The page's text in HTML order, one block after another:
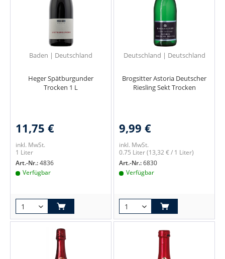
Baden | Deutschland
Heger Spätburgunder
Trocken 1 L
11,75 €
inkl. MwSt.
1 Liter
Art.-Nr.:4836
Verfügbar
Deutschland | Deutschland
Brogsitter Astoria Deutscher
Riesling Sekt Trocken
9,99 €
inkl. MwSt.
0.75 Liter(13,32 € / 1 Liter)
Art.-Nr.:6830
Verfügbar